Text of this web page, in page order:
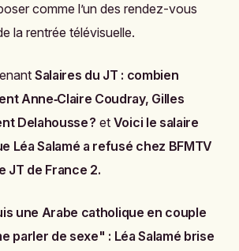
comme l’un des rendez-vous
la rentrée télévisuelle.
Salaires du JT : combien
Anne‑Claire Coudray, Gilles
Delahousse ? et Voici le salaire
Léa Salamé a refusé chez BFMTV
JT de France 2.
une Arabe catholique en couple
parler de sexe" : Léa Salamé brise